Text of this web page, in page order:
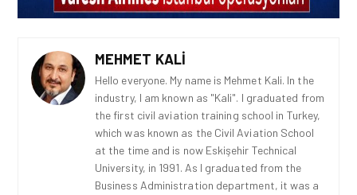
MEHMET KALI
Hello everyone. My name is Mehmet Kali. In the
industry, I am known as "Kali". I graduated from
the first civil aviation training school in Turkey,
which was known as the Civil Aviation School
at the time and is now Eskişehir Technical
University, in 1991. As I graduated from the
Business Administration department, it was a